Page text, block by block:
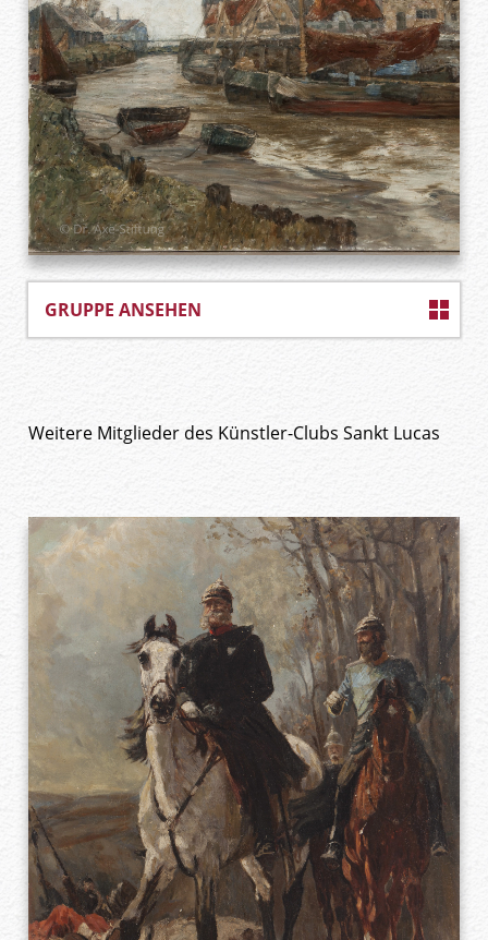
GRUPPE ANSEHEN
Weitere Mitglieder des Künstler-Clubs Sankt Lucas